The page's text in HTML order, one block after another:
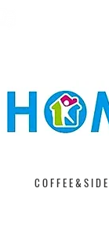
C O F F E E & S I D